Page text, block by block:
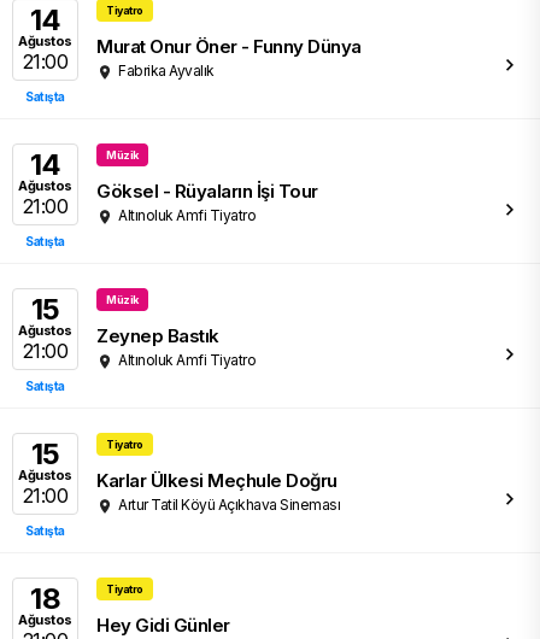
14
Ağustos
21:00
Satışta
Tiyatro
Murat Onur Öner - Funny Dünya
Fabrika Ayvalık
14
Ağustos
21:00
Satışta
Müzik
Göksel - Rüyaların İşi Tour
Altınoluk Amfi Tiyatro
15
Ağustos
21:00
Satışta
Müzik
Zeynep Bastık
Altınoluk Amfi Tiyatro
15
Ağustos
21:00
Satışta
Tiyatro
Karlar Ülkesi Meçhule Doğru
Artur Tatil Köyü Açıkhava Sineması
18
Ağustos
Tiyatro
Hey Gidi Günler